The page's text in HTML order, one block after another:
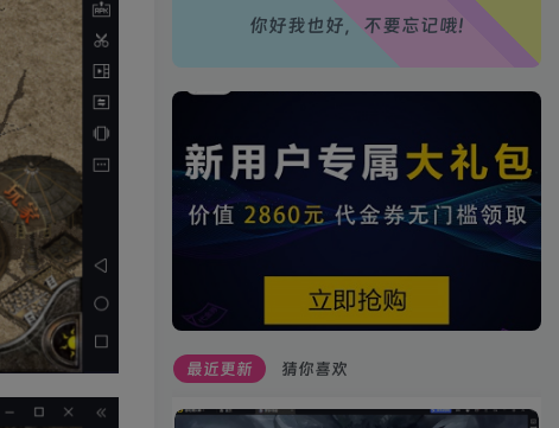
你好我也好，不要忘记哦!
最近更新 猜你喜欢